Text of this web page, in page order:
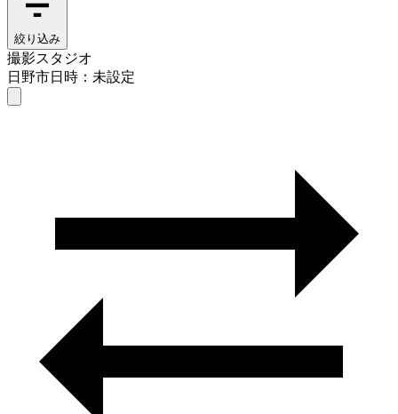
絞り込み
撮影スタジオ
日野市日時：未設定